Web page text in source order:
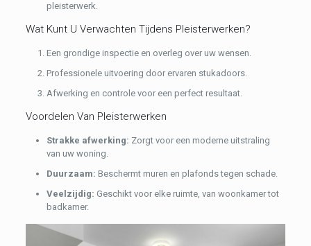
pleisterwerk.
Wat Kunt U Verwachten Tijdens Pleisterwerken?
Een grondige inspectie en overleg over uw wensen.
Professionele uitvoering door ervaren stukadoors.
Afwerking en controle voor een perfect resultaat.
Voordelen Van Pleisterwerken
Strakke afwerking: Zorgt voor een moderne uitstraling
van uw woning.
Duurzaam: Beschermt muren en plafonds tegen schade.
Veelzijdig: Geschikt voor elke ruimte, van woonkamer tot
badkamer.